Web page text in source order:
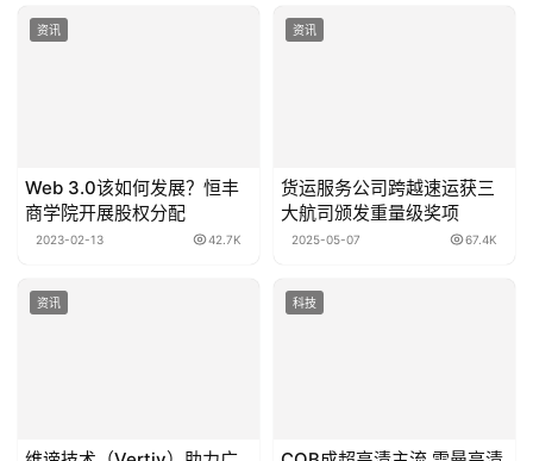
资讯
Web 3.0该如何发展？恒丰
商学院开展股权分配
2023-02-13 42.7K
资讯
货运服务公司跨越速运获三
大航司颁发重量级奖项
2025-05-07 67.4K
资讯 科技